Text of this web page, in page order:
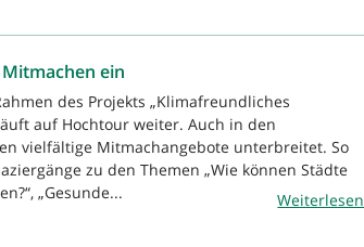
ein
des Projekts „Klimafreundliches
auf Hochtour weiter. Auch in den
vielfältige Mitmachangebote unterbreitet. So
zu den Themen „Wie können Städte
„Gesunde...
Weiterlesen